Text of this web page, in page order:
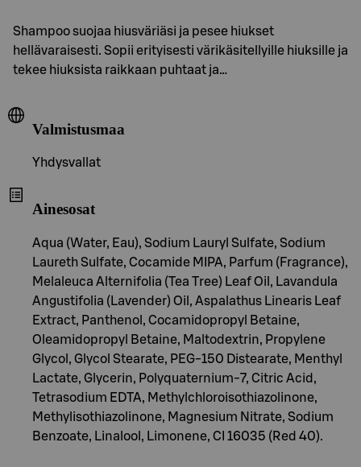
Shampoo suojaa hiusväriäsi ja pesee hiukset
hellävaraisesti. Sopii erityisesti värikäsitellyille hiuksille ja
tekee hiuksista raikkaan puhtaat ja…
Valmistusmaa
Yhdysvallat
Ainesosat
Aqua (Water, Eau), Sodium Lauryl Sulfate, Sodium
Laureth Sulfate, Cocamide MIPA, Parfum (Fragrance),
Melaleuca Alternifolia (Tea Tree) Leaf Oil, Lavandula
Angustifolia (Lavender) Oil, Aspalathus Linearis Leaf
Extract, Panthenol, Cocamidopropyl Betaine,
Oleamidopropyl Betaine, Maltodextrin, Propylene
Glycol, Glycol Stearate, PEG-150 Distearate, Menthyl
Lactate, Glycerin, Polyquaternium-7, Citric Acid,
Tetrasodium EDTA, Methylchloroisothiazolinone,
Methylisothiazolinone, Magnesium Nitrate, Sodium
Benzoate, Linalool, Limonene, CI 16035 (Red 40).